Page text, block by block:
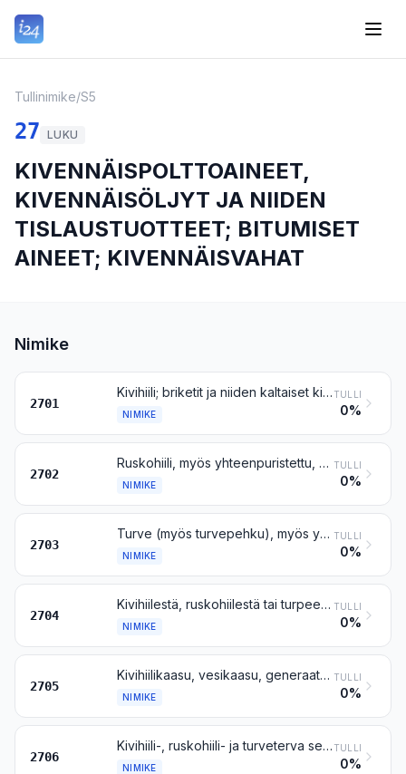
Tullinimike/S5
27 LUKU
KIVENNÄISPOLTTOAINEET,
KIVENNÄISÖLJYT JA NIIDEN
TISLAUSTUOTTEET; BITUMISET
AINEET; KIVENNÄISVAHAT
Nimike
2701
Kivihiili; briketit ja niiden kaltaiset kivihiilestä saadut kiinteät polttoaineet
NIMIKE
TULLI
0%
2702
Ruskohiili, myös yhteenpuristettu, ei kuitenkaan gagaatti
NIMIKE
TULLI
0%
2703
Turve (myös turvepehku), myös yhteenpuristettu
NIMIKE
TULLI
0%
2704
Kivihiilestä, ruskohiilestä tai turpeesta saatu koksi ja puolikoksi, myös yhteenpuristettu; retorttihiili
NIMIKE
TULLI
0%
2705
Kivihiilikaasu, vesikaasu, generaattorikaasu ja niiden kaltaiset kaasut, ei kuitenkaan maaöljykaasut ja muut kaasumaiset hiilivedyt
NIMIKE
TULLI
0%
2706
Kivihiili-, ruskohiili- ja turveterva sekä muu kivennäisterva, myös vedetön tai osittain tislattu, myös ns. preparoitu terva
NIMIKE
TULLI
0%